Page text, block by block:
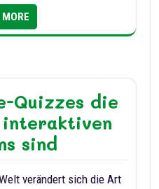
MORE
Quizzes die
interaktiven
sind
verändert sich die Art